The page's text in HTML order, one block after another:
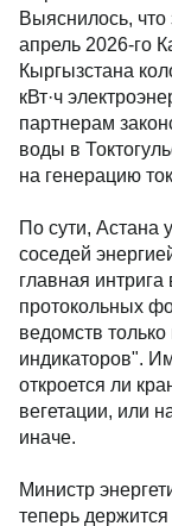
Выяснилось, что
апрель 2026-го
Кыргызстана
кВт·ч
партнерам
воды в
на генерацию
По сути, Астана
соседей
главная
протокольных
ведомств
индикаторов".
откроется ли
вегетации, или
иначе.
Министр
теперь